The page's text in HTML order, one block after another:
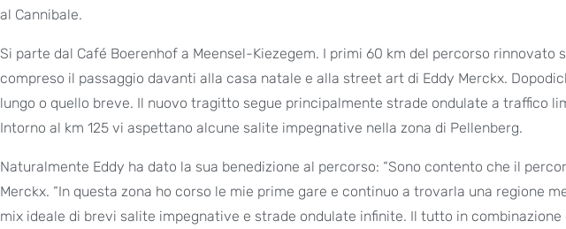
al Cannibale.
Si parte dal Café Boerenhof a Meensel-Kiezegem. I primi 60 km del percorso
compreso il passaggio davanti alla casa natale e alla street art di Eddy Merckx.
lungo o quello breve. Il nuovo tragitto segue principalmente strade ondulate a traffico
Intorno al km 125 vi aspettano alcune salite impegnative nella zona di Pellenberg.
Naturalmente Eddy ha dato la sua benedizione al percorso: “Sono contento che il
Merckx. “In questa zona ho corso le mie prime gare e continuo a trovarla una regione
mix ideale di brevi salite impegnative e strade ondulate infinite. Il tutto in